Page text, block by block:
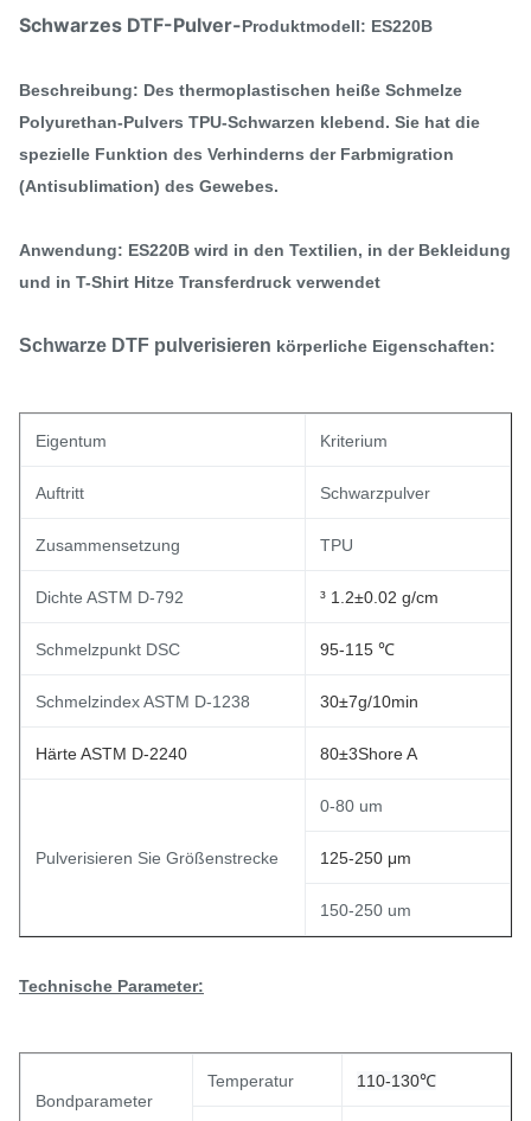
Schwarzes DTF-Pulver-Produktmodell: ES220B
Beschreibung: Des thermoplastischen heiße Schmelze
Polyurethan-Pulvers TPU-Schwarzen klebend. Sie hat die
spezielle Funktion des Verhinderns der Farbmigration
(Antisublimation) des Gewebes.
Anwendung: ES220B wird in den Textilien, in der Bekleidung
und in T-Shirt Hitze Transferdruck verwendet
Schwarze DTF pulverisieren körperliche Eigenschaften:
Eigentum Kriterium
Auftritt Schwarzpulver
Zusammensetzung TPU
Dichte ASTM D-792 ³ 1.2±0.02 g/cm
Schmelzpunkt DSC 95-115 ℃
Schmelzindex ASTM D-1238 30±7g/10min
Härte ASTM D-2240 80±3Shore A
Pulverisieren Sie Größenstrecke
0-80 um
125-250 μm
150-250 um
Technische Parameter:
Bondparameter
Temperatur 110-130℃